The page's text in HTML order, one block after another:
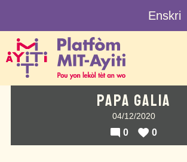
content
Enskri
PAPA GALIA
04/12/2020
0 0